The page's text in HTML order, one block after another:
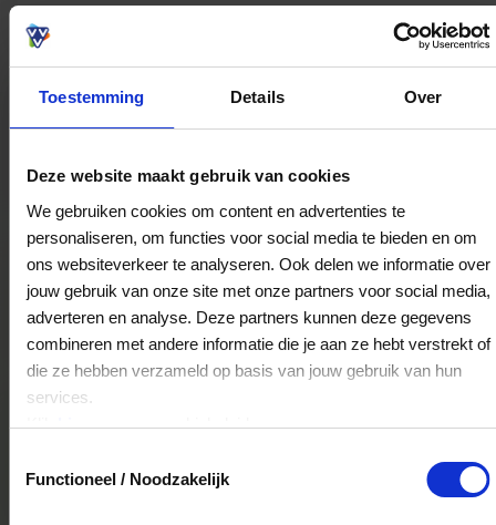
Toestemming Details Over
Deze website maakt gebruik van cookies
We gebruiken cookies om content en advertenties te
personaliseren, om functies voor social media te bieden en om
ons websiteverkeer te analyseren. Ook delen we informatie over
jouw gebruik van onze site met onze partners voor social media,
adverteren en analyse. Deze partners kunnen deze gegevens
combineren met andere informatie die je aan ze hebt verstrekt of
die ze hebben verzameld op basis van jouw gebruik van hun
services.
Klikhiervoor ons cookiebeleid.
Functioneel / Noodzakelijk
1741JA SCHAGEN
Beerepoot Volendam BV
Julianaweg 61
1131DA
Volendam
Beerepoot Hoorn BV
Dr. C.J.K. van Aalstweg 16-b
1625NV Hoorn
Beerepoot Broek op Langendijk
Dr. C.J.K. van Aalstweg 16-b